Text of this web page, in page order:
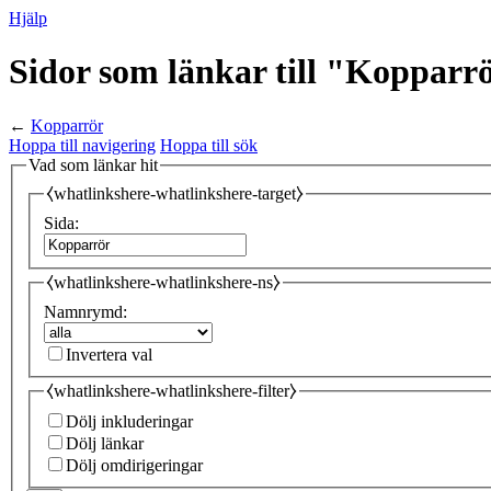
Hjälp
Sidor som länkar till
← Kopparrör
Hoppa till navigering Hoppa till sök
Vad som länkar hit
⧼whatlinkshere-whatlinkshere-target⧽
Sida:
⧼whatlinkshere-whatlinkshere-ns⧽
Namnrymd:
Invertera val
⧼whatlinkshere-whatlinkshere-filter⧽
Dölj inkluderingar
Dölj länkar
Dölj omdirigeringar